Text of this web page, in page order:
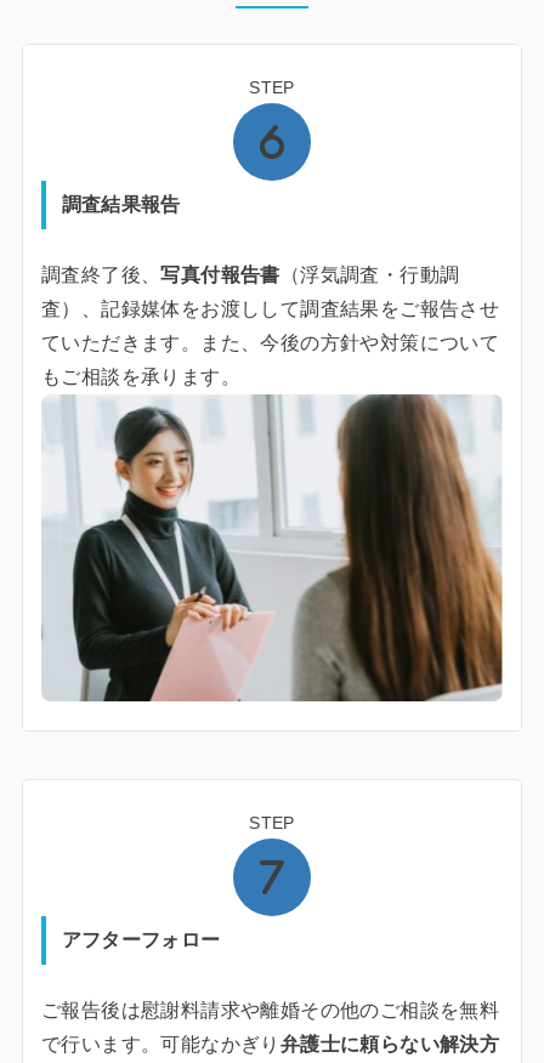
STEP
調査結果報告
調査終了後、写真付報告書 （浮気調査・行動調
査）、記録媒体をお渡しして調査結果をご報告させ
ていただきます。また、今後の方針や対策について
もご相談を承ります。
STEP
アフターフォロー
ご報告後は慰謝料請求や離婚その他のご相談を無料
で行います。可能なかぎり 弁護士に頼らない解決方